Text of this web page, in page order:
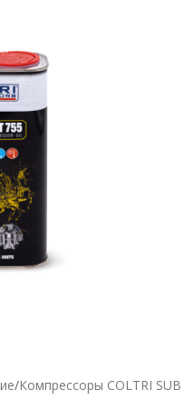
/Компрессоры COLTRI SUB